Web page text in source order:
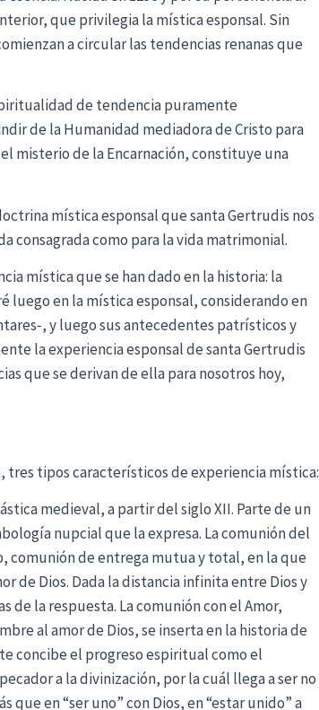
que privilegia la mística esponsal. Sin
a circular las tendencias renanas que
de tendencia puramente
de la Humanidad mediadora de Cristo para
misterio de la Encarnación, constituye una
mística esponsal que santa Gertrudis nos
consagrada como para la vida matrimonial.
mística que se han dado en la historia: la
luego en la mística esponsal, considerando en
, y luego sus antecedentes patrísticos y
la experiencia esponsal de santa Gertrudis
que se derivan de ella para nosotros hoy,
tipos característicos de experiencia mística:
medieval, a partir del siglo XII. Parte de un
nupcial que la expresa. La comunión del
comunión de entrega mutua y total, en la que
de Dios. Dada la distancia infinita entre Dios y
de la respuesta. La comunión con el Amor,
al amor de Dios, se inserta en la historia de
concibe el progreso espiritual como el
a la divinización, por la cuál llega a ser no
que en “ser uno” con Dios, en “estar unido” a